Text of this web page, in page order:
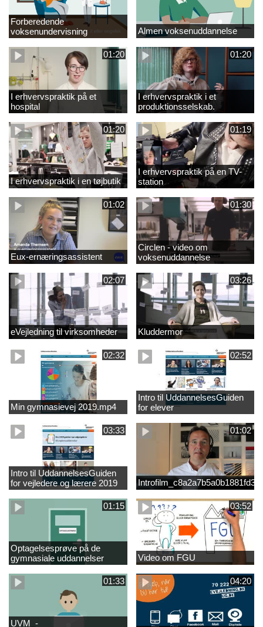
Forberedende
voksenundervisning
Almen voksenuddannelse
01:20
I erhvervspraktik på et
hospital
01:20
I erhvervspraktik i et
produktionsselskab.
01:20
I erhvervspraktik i en tøjbutik
01:19
I erhvervspraktik på en TV-
station
01:02
Eux-ernæringsassistent
01:30
Circlen - video om
voksenuddannelse
02:07
eVejledning til virksomheder
03:26
Kluddermor
02:32
Min gymnasievej 2019.mp4
02:52
Intro til UddannelsesGuiden
for elever
03:33
Intro til UddannelsesGuiden
for vejledere og lærere 2019
01:02
01:15
Optagelsesprøve på de
gymnasiale uddannelser
03:52
Video om FGU
01:33
UVM_-
04:20